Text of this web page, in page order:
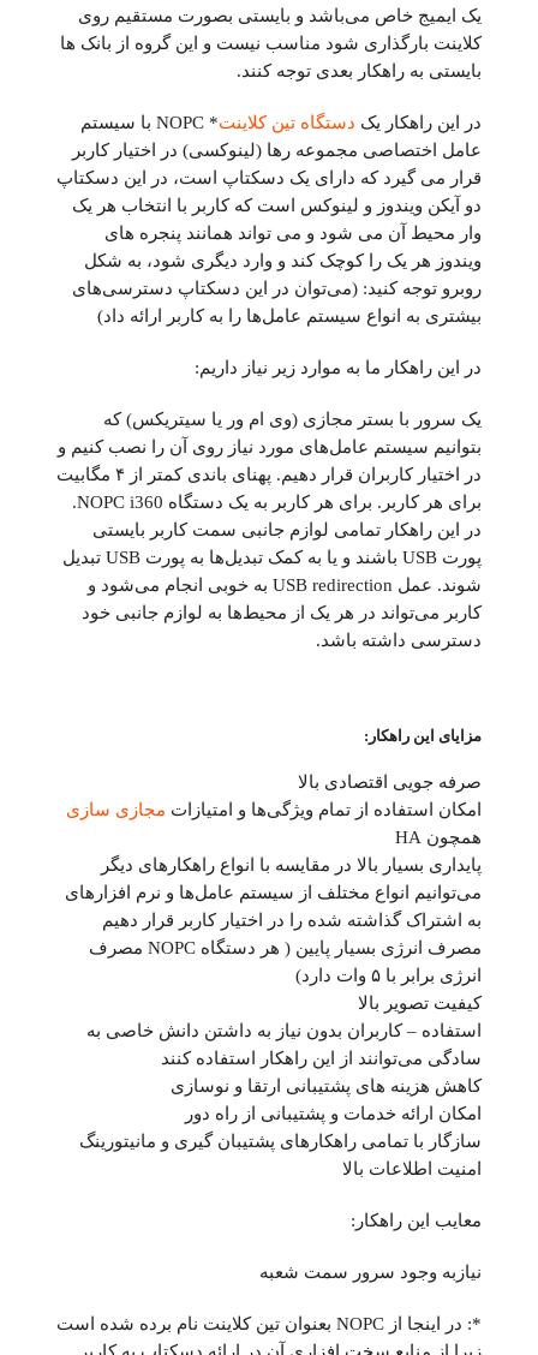
یک ایمیج خاص می‌باشد و بایستی بصورت مستقیم روی
کلاینت بارگذاری شود مناسب نیست و این گروه از بانک ها
بایستی به راهکار بعدی توجه کنند.
در این راهکار یک دستگاه تین کلاینت
* NOPC با سیستم
عامل اختصاصی مجموعه رها (لینوکسی) در اختیار کاربر
قرار می گیرد که دارای یک دسکتاپ است، در این دسکتاپ
دو آیکن ویندوز و لینوکس است که کاربر با انتخاب هر یک
وار محیط آن می شود و می تواند همانند پنجره های
ویندوز هر یک را کوچک کند و وارد دیگری شود، به شکل
روبرو توجه کنید: (می‌توان در این دسکتاپ دسترسی‌های
بیشتری به انواع سیستم عامل‌ها را به کاربر ارائه داد)
در این راهکار ما به موارد زیر نیاز داریم:
یک سرور با بستر مجازی (وی ام ور یا سیتریکس) که
بتوانیم سیستم عامل‌های مورد نیاز روی آن را نصب کنیم و
در اختیار کاربران قرار دهیم. پهنای باندی کمتر از ۴ مگابیت
برای هر کاربر. برای هر کاربر به یک دستگاه NOPC i360.
در این راهکار تمامی لوازم جانبی سمت کاربر بایستی
پورت USB باشند و یا به کمک تبدیل‌ها به پورت USB تبدیل
شوند. عمل USB redirection به خوبی انجام می‌شود و
کاربر می‌تواند در هر یک از محیط‌ها به لوازم جانبی خود
دسترسی داشته باشد.
مزایای این راهکار:
صرفه جویی اقتصادی بالا
امکان استفاده از تمام ویژگی‌ها و امتیازات مجازی سازی
همچون HA
پایداری بسیار بالا در مقایسه با انواع راهکارهای دیگر
می‌توانیم انواع مختلف از سیستم عامل‌ها و نرم افزارهای
به اشتراک گذاشته شده را در اختیار کاربر قرار دهیم
مصرف انرژی بسیار پایین ( هر دستگاه NOPC مصرف
انرژی برابر با ۵ وات دارد)
کیفیت تصویر بالا
استفاده – کاربران بدون نیاز به داشتن دانش خاصی به
سادگی می‌توانند از این راهکار استفاده کنند
کاهش هزینه های پشتیبانی ارتقا و نوسازی
امکان ارائه خدمات و پشتیبانی از راه دور
سازگار با تمامی راهکارهای پشتیبان گیری و مانیتورینگ
امنیت اطلاعات بالا
معایب این راهکار:
نیازبه وجود سرور سمت شعبه
*: در اینجا از NOPC بعنوان تین کلاینت نام برده شده است